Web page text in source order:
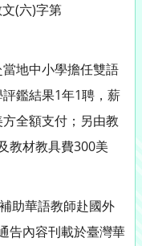
(六)字第
地中小學擔任雙語
鑑結果1年1聘，薪
全額支付；另由教
教材教具費300美
助華語教師赴國外
告內容刊載於臺灣華